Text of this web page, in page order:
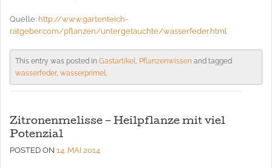
Quelle: http://www.gartenteich-
ratgeber.com/pflanzen/untergetauchte/wasserfeder.html
This entry was posted in Gastartikel, Pflanzenwissen and tagged
wasserfeder, wasserprimel.
Zitronenmelisse – Heilpflanze mit viel
Potenzial
POSTED ON 14. MAI 2014